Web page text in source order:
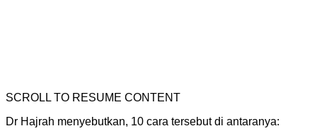
SCROLL TO RESUME CONTENT
Dr Hajrah menyebutkan, 10 cara tersebut di antaranya: